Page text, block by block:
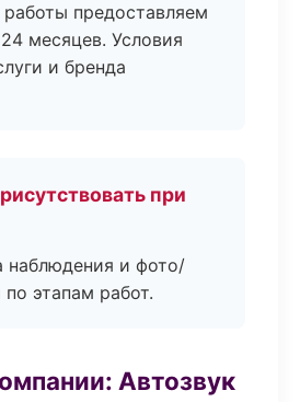
предоставляем
месяцев. Условия
и бренда
при
наблюдения и фото/
этапам работ.
Автозвук